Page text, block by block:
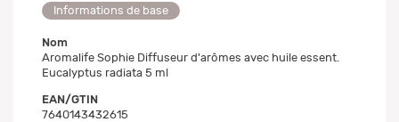
Informations de base
Nom
Aromalife Sophie Diffuseur d'arômes avec huile essent.
Eucalyptus radiata 5 ml
EAN/GTIN
7640143432615